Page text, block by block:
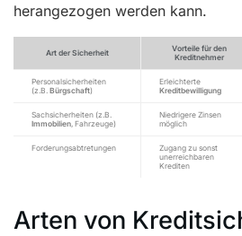
herangezogen werden kann.
Art der Sicherheit
Vorteile für den
Kreditnehmer
Personalsicherheiten
(z.B. Bürgschaft)
Erleichterte
Kreditbewilligung
Sachsicherheiten (z.B.
Immobilien , Fahrzeuge)
Niedrigere Zinsen
möglich
Forderungsabtretungen
Zugang zu sonst
unerreichbaren
Krediten
Arten von